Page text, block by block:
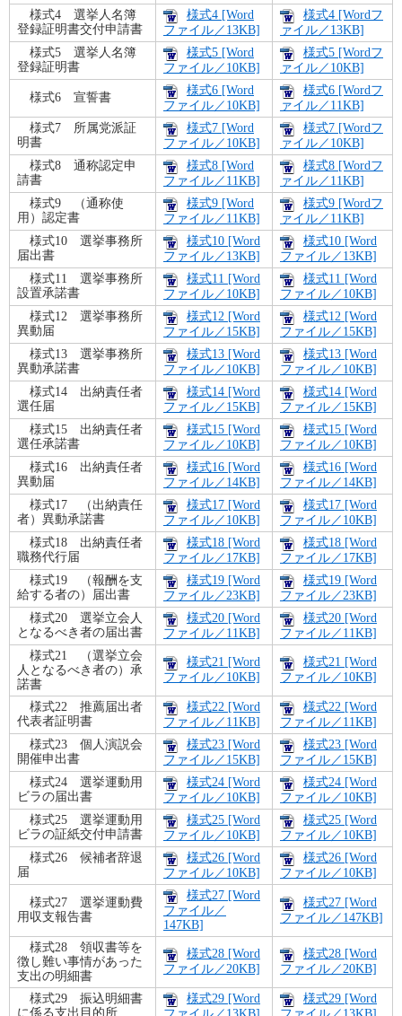
様式4 選挙人名簿
登録証明書交付申請書
様式4 [Word
ファイル／13KB]
様式4 [Wordフ
ァイル／13KB]
様式5 選挙人名簿
登録証明書
様式5 [Word
ファイル／10KB]
様式5 [Wordフ
ァイル／10KB]
様式6 宣誓書
様式6 [Word
ファイル／10KB]
様式6 [Wordフ
ァイル／11KB]
様式7 所属党派証
明書
様式7 [Word
ファイル／10KB]
様式7 [Wordフ
ァイル／10KB]
様式8 通称認定申
請書
様式8 [Word
ファイル／11KB]
様式8 [Wordフ
ァイル／11KB]
様式9 （通称使
用）認定書
様式9 [Word
ファイル／11KB]
様式9 [Wordフ
ァイル／11KB]
様式10 選挙事務所
届出書
様式10 [Word
ファイル／13KB]
様式10 [Word
ファイル／13KB]
様式11 選挙事務所
設置承諾書
様式11 [Word
ファイル／10KB]
様式11 [Word
ファイル／10KB]
様式12 選挙事務所
異動届
様式12 [Word
ファイル／15KB]
様式12 [Word
ファイル／15KB]
様式13 選挙事務所
異動承諾書
様式13 [Word
ファイル／10KB]
様式13 [Word
ファイル／10KB]
様式14 出納責任者
選任届
様式14 [Word
ファイル／15KB]
様式14 [Word
ファイル／15KB]
様式15 出納責任者
選任承諾書
様式15 [Word
ファイル／10KB]
様式15 [Word
ファイル／10KB]
様式16 出納責任者
異動届
様式16 [Word
ファイル／14KB]
様式16 [Word
ファイル／14KB]
様式17 （出納責任
者）異動承諾書
様式17 [Word
ファイル／10KB]
様式17 [Word
ファイル／10KB]
様式18 出納責任者
職務代行届
様式18 [Word
ファイル／17KB]
様式18 [Word
ファイル／17KB]
様式19 （報酬を支
給する者の）届出書
様式19 [Word
ファイル／23KB]
様式19 [Word
ファイル／23KB]
様式20 選挙立会人
となるべき者の届出書
様式20 [Word
ファイル／11KB]
様式20 [Word
ファイル／11KB]
様式21 （選挙立会
人となるべき者の）承
諾書
様式21 [Word
ファイル／10KB]
様式21 [Word
ファイル／10KB]
様式22 推薦届出者
代表者証明書
様式22 [Word
ファイル／11KB]
様式22 [Word
ファイル／11KB]
様式23 個人演説会
開催申出書
様式23 [Word
ファイル／15KB]
様式23 [Word
ファイル／15KB]
様式24 選挙運動用
ビラの届出書
様式24 [Word
ファイル／10KB]
様式24 [Word
ファイル／10KB]
様式25 選挙運動用
ビラの証紙交付申請書
様式25 [Word
ファイル／10KB]
様式25 [Word
ファイル／10KB]
様式26 候補者辞退
届
様式26 [Word
ファイル／10KB]
様式26 [Word
ファイル／10KB]
様式27 選挙運動費
用収支報告書
様式27 [Word
ファイル／
147KB]
様式27 [Word
ファイル／147KB]
様式28 領収書等を
徴し難い事情があった
支出の明細書
様式28 [Word
ファイル／20KB]
様式28 [Word
ファイル／20KB]
様式29 振込明細書
に係る支出目的所
様式29 [Word
様式29 [Word